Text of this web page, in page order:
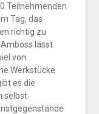
Teilnehmenden
Tag, das
richtig zu
lässt
von
Werkstücke
es die
selbst